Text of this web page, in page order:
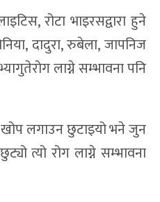
रोटा भाइरसद्वारा हुने
दादुरा, रुबेला, जापनिज
लाग्ने सम्भावना पनि
लगाउन छुटाइयो भने जुन
त्यो रोग लाग्ने सम्भावना